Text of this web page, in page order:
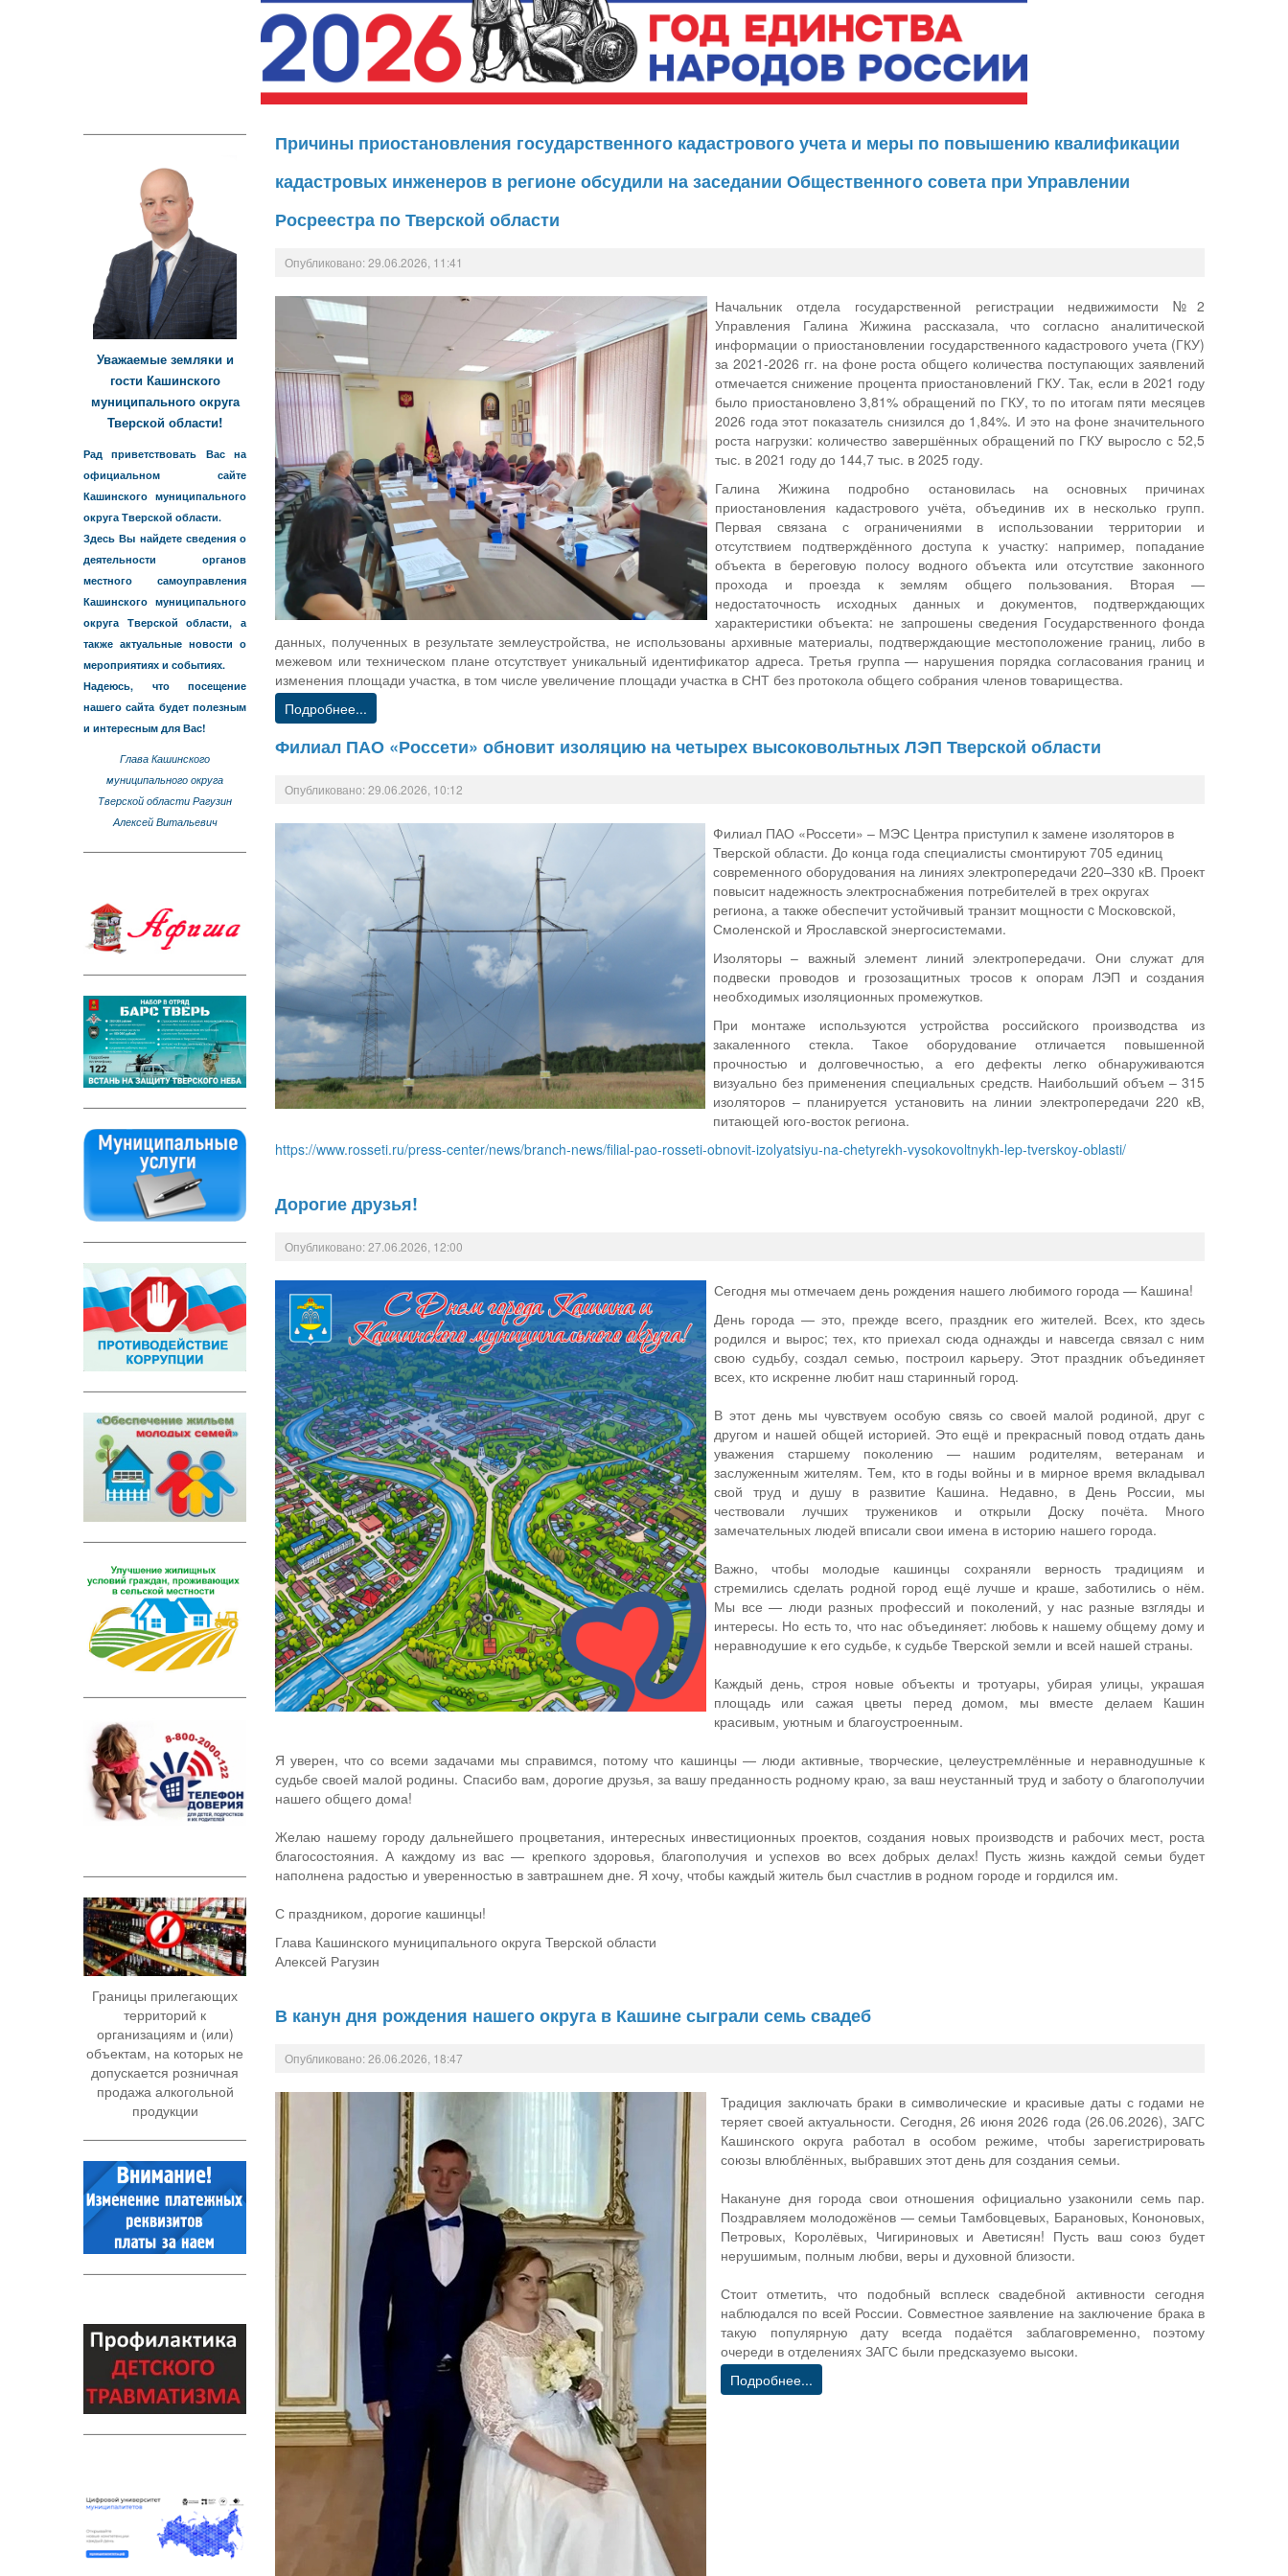
Уважаемые земляки и
гости Кашинского
муниципального округа
Тверской области!
Рад приветствовать Вас на
официальном сайте
Кашинского муниципального
округа Тверской области.
Здесь Вы найдете сведения о
деятельности органов
местного самоуправления
Кашинского муниципального
округа Тверской области, а
также актуальные новости о
мероприятиях и событиях.
Надеюсь, что посещение
нашего сайта будет полезным
и интересным для Вас!
Глава Кашинского
муниципального округа
Тверской области Рагузин
Алексей Витальевич
Границы прилегающих
территорий к
организациям и (или)
объектам, на которых не
допускается розничная
продажа алкогольной
продукции
Причины приостановления государственного кадастрового учета и меры по повышению квалификации
кадастровых инженеров в регионе обсудили на заседании Общественного совета при Управлении
Росреестра по Тверской области
Опубликовано: 29.06.2026, 11:41
Начальник отдела государственной регистрации недвижимости №2
Управления Галина Жижина рассказала, что согласно аналитической
информации о приостановлении государственного кадастрового учета (ГКУ)
за 2021-2026 гг. на фоне роста общего количества поступающих заявлений
отмечается снижение процента приостановлений ГКУ. Так, если в 2021 году
было приостановлено 3,81% обращений по ГКУ, то по итогам пяти месяцев
2026 года этот показатель снизился до 1,84%. И это на фоне значительного
роста нагрузки: количество завершённых обращений по ГКУ выросло с 52,5
тыс. в 2021 году до 144,7 тыс. в 2025 году.
Галина Жижина подробно остановилась на основных причинах
приостановления кадастрового учёта, объединив их в несколько групп.
Первая связана с ограничениями в использовании территории и
отсутствием подтверждённого доступа к участку: например, попадание
объекта в береговую полосу водного объекта или отсутствие законного
прохода и проезда к землям общего пользования. Вторая —
недостаточность исходных данных и документов, подтверждающих
характеристики объекта: не запрошены сведения Государственного фонда
данных, полученных в результате землеустройства, не использованы архивные материалы, подтверждающие местоположение границ, либо в
межевом или техническом плане отсутствует уникальный идентификатор адреса. Третья группа — нарушения порядка согласования границ и
изменения площади участка, в том числе увеличение площади участка в СНТ без протокола общего собрания членов товарищества.
Подробнее...
Филиал ПАО «Россети» обновит изоляцию на четырех высоковольтных ЛЭП Тверской области
Опубликовано: 29.06.2026, 10:12
Филиал ПАО «Россети» – МЭС Центра приступил к замене изоляторов в
Тверской области. До конца года специалисты смонтируют 705 единиц
современного оборудования на линиях электропередачи 220–330 кВ. Проект
повысит надежность электроснабжения потребителей в трех округах
региона, а также обеспечит устойчивый транзит мощности c Московской,
Смоленской и Ярославской энергосистемами.
Изоляторы – важный элемент линий электропередачи. Они служат для
подвески проводов и грозозащитных тросов к опорам ЛЭП и создания
необходимых изоляционных промежутков.
При монтаже используются устройства российского производства из
закаленного стекла. Такое оборудование отличается повышенной
прочностью и долговечностью, а его дефекты легко обнаруживаются
визуально без применения специальных средств. Наибольший объем – 315
изоляторов – планируется установить на линии электропередачи 220 кВ,
питающей юго-восток региона.
https://www.rosseti.ru/press-center/news/branch-news/filial-pao-rosseti-obnovit-izolyatsiyu-na-chetyrekh-vysokovoltnykh-lep-tverskoy-oblasti/
Дорогие друзья!
Опубликовано: 27.06.2026, 12:00
Сегодня мы отмечаем день рождения нашего любимого города — Кашина!
День города — это, прежде всего, праздник его жителей. Всех, кто здесь
родился и вырос; тех, кто приехал сюда однажды и навсегда связал с ним
свою судьбу, создал семью, построил карьеру. Этот праздник объединяет
всех, кто искренне любит наш старинный город.
В этот день мы чувствуем особую связь со своей малой родиной, друг с
другом и нашей общей историей. Это ещё и прекрасный повод отдать дань
уважения старшему поколению — нашим родителям, ветеранам и
заслуженным жителям. Тем, кто в годы войны и в мирное время вкладывал
свой труд и душу в развитие Кашина. Недавно, в День России, мы
чествовали лучших тружеников и открыли Доску почёта. Много
замечательных людей вписали свои имена в историю нашего города.
Важно, чтобы молодые кашинцы сохраняли верность традициям и
стремились сделать родной город ещё лучше и краше, заботились о нём.
Мы все — люди разных профессий и поколений, у нас разные взгляды и
интересы. Но есть то, что нас объединяет: любовь к нашему общему дому и
неравнодушие к его судьбе, к судьбе Тверской земли и всей нашей страны.
Каждый день, строя новые объекты и тротуары, убирая улицы, украшая
площадь или сажая цветы перед домом, мы вместе делаем Кашин
красивым, уютным и благоустроенным.
Я уверен, что со всеми задачами мы справимся, потому что кашинцы — люди активные, творческие, целеустремлённые и неравнодушные к
судьбе своей малой родины. Спасибо вам, дорогие друзья, за вашу преданность родному краю, за ваш неустанный труд и заботу о благополучии
нашего общего дома!
Желаю нашему городу дальнейшего процветания, интересных инвестиционных проектов, создания новых производств и рабочих мест, роста
благосостояния. А каждому из вас — крепкого здоровья, благополучия и успехов во всех добрых делах! Пусть жизнь каждой семьи будет
наполнена радостью и уверенностью в завтрашнем дне. Я хочу, чтобы каждый житель был счастлив в родном городе и гордился им.
С праздником, дорогие кашинцы!
Глава Кашинского муниципального округа Тверской области
Алексей Рагузин
В канун дня рождения нашего округа в Кашине сыграли семь свадеб
Опубликовано: 26.06.2026, 18:47
Традиция заключать браки в символические и красивые даты с годами не
теряет своей актуальности. Сегодня, 26 июня 2026 года (26.06.2026), ЗАГС
Кашинского округа работал в особом режиме, чтобы зарегистрировать
союзы влюблённых, выбравших этот день для создания семьи.
Накануне дня города свои отношения официально узаконили семь пар.
Поздравляем молодожёнов — семьи Тамбовцевых, Барановых, Кононовых,
Петровых, Королёвых, Чигириновых и Аветисян! Пусть ваш союз будет
нерушимым, полным любви, веры и духовной близости.
Стоит отметить, что подобный всплеск свадебной активности сегодня
наблюдался по всей России. Совместное заявление на заключение брака в
такую популярную дату всегда подаётся заблаговременно, поэтому
очереди в отделениях ЗАГС были предсказуемо высоки.
Подробнее...